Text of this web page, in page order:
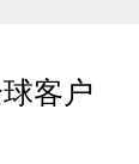
客户